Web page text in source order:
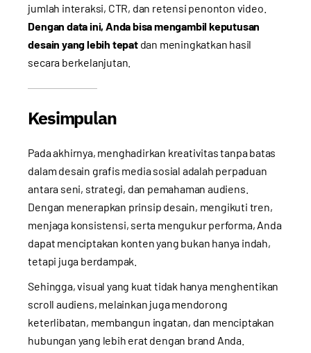
jumlah interaksi, CTR, dan retensi penonton video.
Dengan data ini, Anda bisa mengambil keputusan
desain yang lebih tepatdan meningkatkan hasil
secara berkelanjutan.
Kesimpulan
Pada akhirnya, menghadirkan kreativitas tanpa batas
dalam desain grafis media sosial adalah perpaduan
antara seni, strategi, dan pemahaman audiens.
Dengan menerapkan prinsip desain, mengikuti tren,
menjaga konsistensi, serta mengukur performa, Anda
dapat menciptakan konten yang bukan hanya indah,
tetapi juga berdampak.
Sehingga, visual yang kuat tidak hanya menghentikan
scroll audiens, melainkan juga mendorong
keterlibatan, membangun ingatan, dan menciptakan
hubungan yang lebih erat dengan brand Anda.